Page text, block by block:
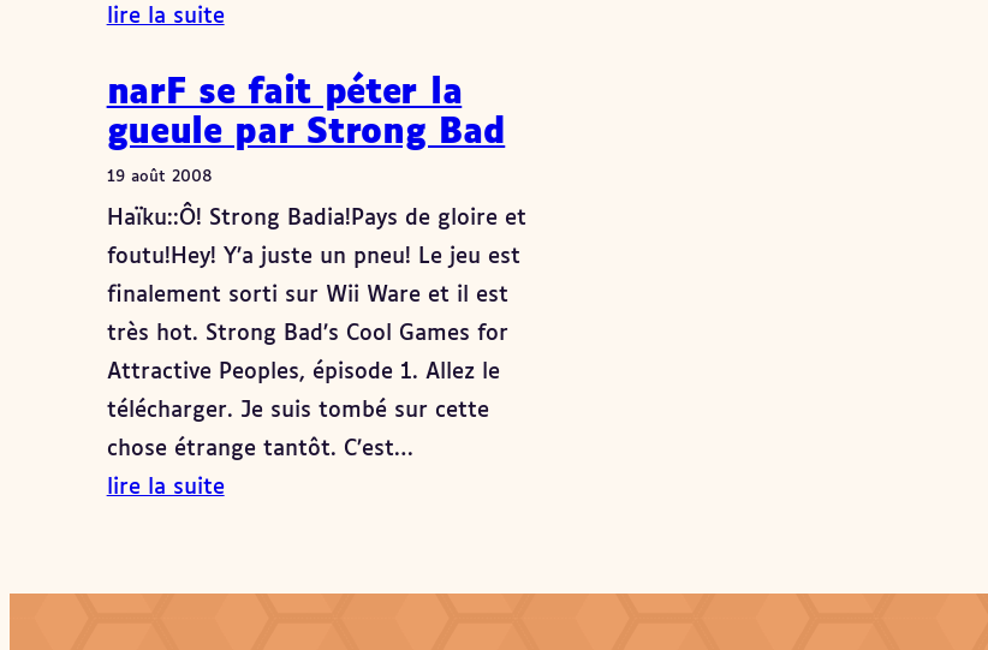
lire la suite
narF se fait péter la
gueule par Strong Bad
19 août 2008
Haïku::Ô! Strong Badia!Pays de gloire et
foutu!Hey! Y’a juste un pneu! Le jeu est
finalement sorti sur Wii Ware et il est
très hot. Strong Bad’s Cool Games for
Attractive Peoples, épisode 1. Allez le
télécharger. Je suis tombé sur cette
chose étrange tantôt. C’est…
lire la suite